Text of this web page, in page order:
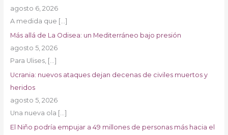
agosto 6, 2026
A medida que […]
Más allá de La Odisea: un Mediterráneo bajo presión
agosto 5, 2026
Para Ulises, […]
Ucrania: nuevos ataques dejan decenas de civiles muertos y
heridos
agosto 5, 2026
Una nueva ola […]
El Niño podría empujar a 49 millones de personas más hacia el